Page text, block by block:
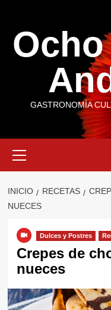
contenido
GASTRONOMÍA
primario
INICIO RECETAS
NUECES
Dulces y Postres
Crepes de
nueces